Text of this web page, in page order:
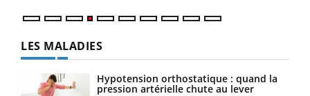
LES MALADIES
Hypotension orthostatique : quand la
pression artérielle chute au lever